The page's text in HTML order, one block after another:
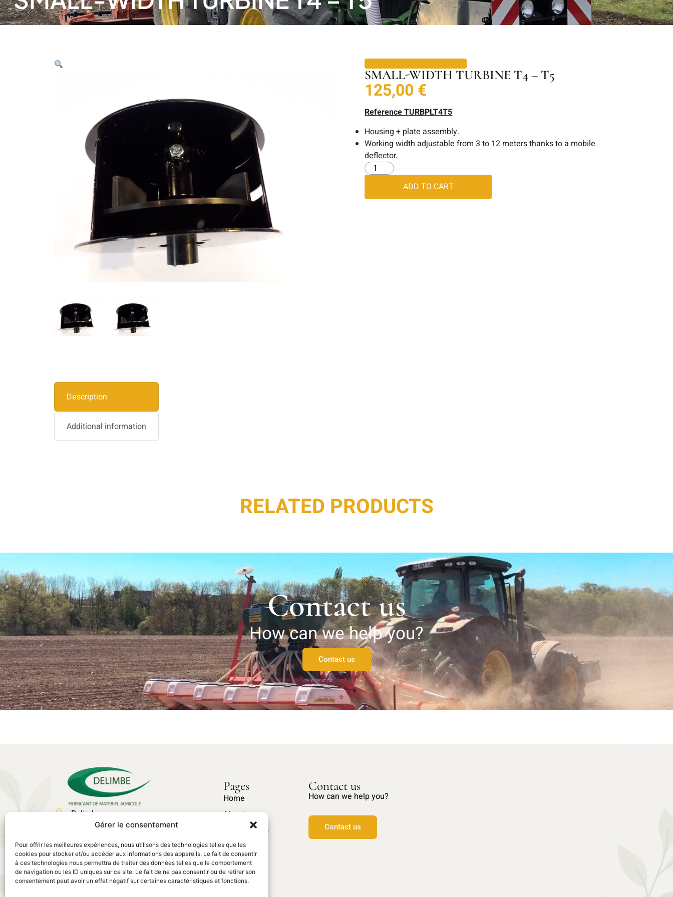
Gérer le consentement
Pour offrir les meilleures expériences, nous utilisons des technologies telles que les
cookies pour stocker et/ou accéder aux informations des appareils. Le fait de consentir
à ces technologies nous permettra de traiter des données telles que le comportement
de navigation ou les ID uniques sur ce site. Le fait de ne pas consentir ou de retirer son
consentement peut avoir un effet négatif sur certaines caractéristiques et fonctions.
SMALL-WIDTH TURBINE T4 – T5
125,00 €
Reference TURBPLT4T5
Housing + plate assembly.
Working width adjustable from 3 to 12 meters thanks to a mobile
deflector.
ADD TO CART
Description
Additional information
RELATED PRODUCTS
Contact us
How can we help you?
Contact us
Delimbe
Abbaye de Bonport
02 35 23 27 62
contact@delimbe.com
Pages
Home
About us
Our products
Spare parts
Contact us
How can we help you?
Contact us